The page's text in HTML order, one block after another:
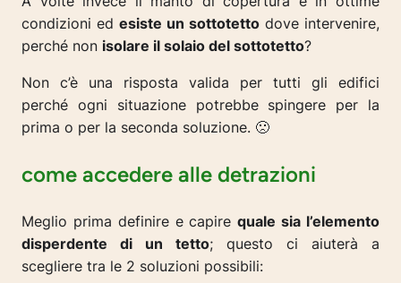
condizioni ed esiste un sottotetto dove intervenire,
perché non isolare il solaio del sottotetto?
Non c’è una risposta valida per tutti gli edifici
perché ogni situazione potrebbe spingere per la
prima o per la seconda soluzione. 🙁
come accedere alle detrazioni
Meglio prima definire e capirequale sia l’elemento
disperdente di un tetto; questo ci aiuterà a
scegliere tra le 2 soluzioni possibili: